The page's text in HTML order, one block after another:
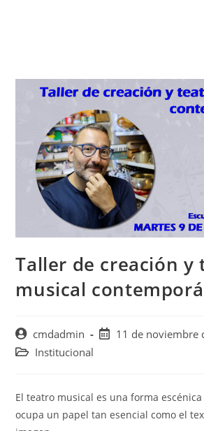
Taller de creación y
musical
Autor
de
cmdadmin
Publicación
11 de noviembre
Categoría
entrada:
Institucional
El teatro musical es una forma
ocupa un papel tan esencial como el